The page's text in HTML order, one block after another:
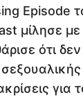
Episode
μίλησε
ότι
για